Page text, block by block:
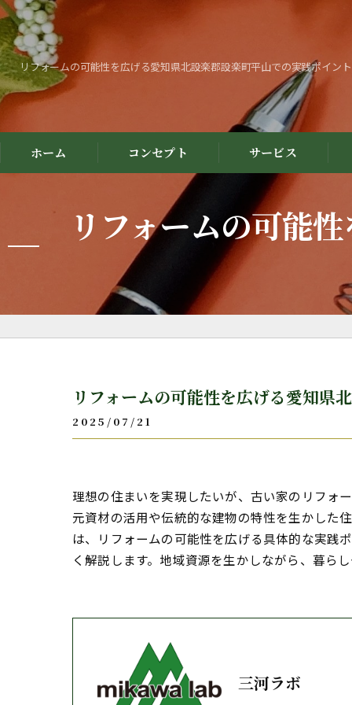
リフォームの可能性を広げる愛知県北設楽郡設楽町平山での実践ポイント
ホーム コンセプト サービス
リフォームの可能
リフォームの可能性を広げる愛知県
2025/07/21
理想の住まいを実現したいが、古い家のリフォ
元資材の活用や伝統的な建物の特性を生かした
は、リフォームの可能性を広げる具体的な実践
く解説します。地域資源を生かしながら、暮ら
三河ラボ